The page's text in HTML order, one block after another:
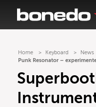
Home Keyboard News
Punk Resonator –